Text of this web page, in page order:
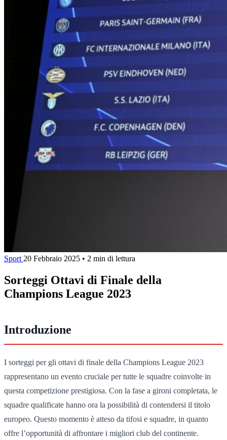
Sport 20 Febbraio 2025 • 2 min di lettura
Sorteggi Ottavi di Finale della
Champions League 2023
Introduzione
I sorteggi per gli ottavi di finale della Champions League 2023
rappresentano un evento cruciale per tutte le squadre coinvolte in
questa competizione prestigiosa. Con la fase a gironi completata, le
squadre qualificate hanno ora la possibilità di contendersi il titolo
europeo. Questo momento è atteso da tifosi e squadre, in quanto
offre l’opportunità di affrontare i migliori club del continente.